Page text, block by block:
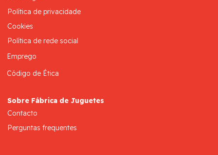
Política de privacidade
Cookies
Política de rede social
Emprego
Código de Ética
Sobre Fábrica de Juguetes
Contacto
Perguntas frequentes